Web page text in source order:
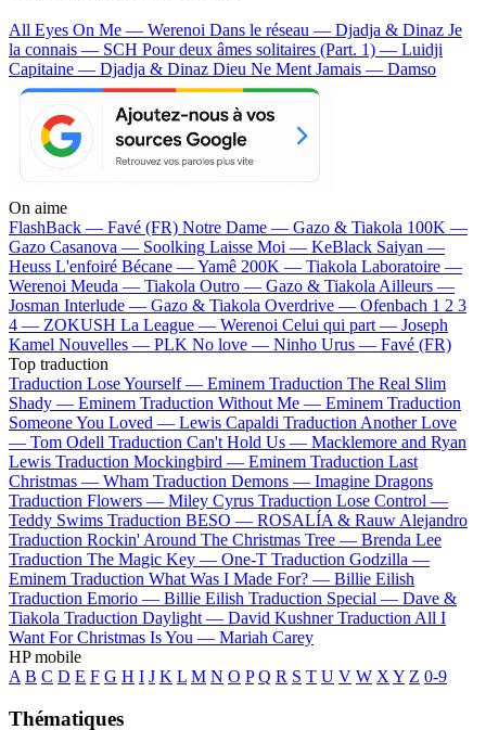
All Eyes On Me — Werenoi Dans le réseau — Djadja & Dinaz Je
la connais — SCH Pour deux âmes solitaires (Part. 1) — Luidji
Capitaine — Djadja & Dinaz Dieu Ne Ment Jamais — Damso
On aime
FlashBack — Favé (FR) Notre Dame — Gazo & Tiakola 100K —
Gazo Casanova — Soolking Laisse Moi — KeBlack Saiyan —
Heuss L'enfoiré Bécane —Yamê 200K — Tiakola Laboratoire —
Werenoi Meuda — Tiakola Outro — Gazo & TiakolaAilleurs —
Josman Interlude — Gazo & Tiakola Overdrive — Ofenbach 1 2 3
4 — ZOKUSH La League — Werenoi Celui qui part — Joseph
Kamel Nouvelles — PLK No love — Ninho Urus — Favé (FR)
Top traduction
Traduction Lose Yourself — Eminem Traduction The Real Slim
Shady — Eminem Traduction Without Me — Eminem Traduction
Someone You Loved — Lewis Capaldi Traduction Another Love
— Tom Odell Traduction Can't Hold Us — Macklemore and Ryan
Lewis Traduction Mockingbird — Eminem Traduction Last
Christmas — Wham Traduction Demons — Imagine Dragons
Traduction Flowers — Miley Cyrus Traduction Lose Control —
Teddy Swims Traduction BESO — ROSALÍA & Rauw Alejandro
Traduction Rockin' Around The Christmas Tree — Brenda Lee
Traduction The Magic Key — One-T Traduction Godzilla —
Eminem Traduction What Was I Made For? — Billie Eilish
Traduction Emorio — Billie Eilish Traduction Special — Dave &
Tiakola Traduction Daylight — David Kushner Traduction All I
Want For Christmas Is You — Mariah Carey
HP mobile
A B C D E F G H I J K L M N O P Q R S T U V W XY Z 0-9
Thématiques